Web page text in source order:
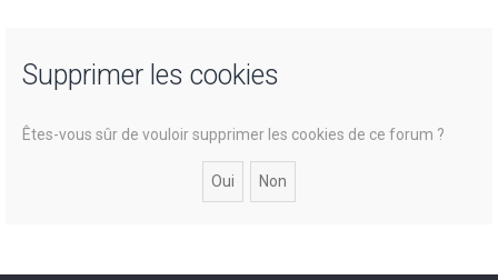
Supprimer les cookies
Êtes-vous sûr de vouloir supprimer les cookies de ce forum ?